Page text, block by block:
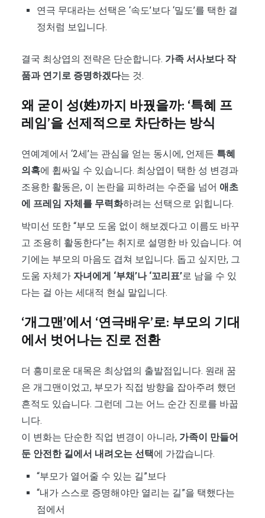
연극 무대라는 선택은 ‘속도’보다 ‘밀도’를 택한 결
정처럼 보입니다.
결국 최상엽의 전략은 단순합니다. 가족 서사보다 작
품과 연기로 증명하겠다는 것.
왜 굳이 성(姓)까지 바꿨을까: ‘특혜 프
레임’을 선제적으로 차단하는 방식
연예계에서 ‘2세’는 관심을 얻는 동시에, 언제든 특혜
의혹에 휩싸일 수 있습니다. 최상엽이 택한 성 변경과
조용한 활동은, 이 논란을 피하려는 수준을 넘어 애초
에 프레임 자체를 무력화하려는 선택으로 읽힙니다.
박미선 또한 “부모 도움 없이 해보겠다고 이름도 바꾸
고 조용히 활동한다”는 취지로 설명한 바 있습니다. 여
기에는 부모의 마음도 겹쳐 보입니다. 돕고 싶지만, 그
도움 자체가 자녀에게 ‘부채’나 ‘꼬리표’로 남을 수 있
다는 걸 아는 세대적 현실 말입니다.
‘개그맨’에서 ‘연극배우’로: 부모의 기대
에서 벗어나는 진로 전환
더 흥미로운 대목은 최상엽의 출발점입니다. 원래 꿈
은 개그맨이었고, 부모가 직접 방향을 잡아주려 했던
흔적도 있습니다. 그런데 그는 어느 순간 진로를 바꿉
니다.
이 변화는 단순한 직업 변경이 아니라, 가족이 만들어
둔 안전한 길에서 내려오는 선택에 가깝습니다.
“부모가 열어줄 수 있는 길”보다
“내가 스스로 증명해야만 열리는 길”을 택했다는
점에서